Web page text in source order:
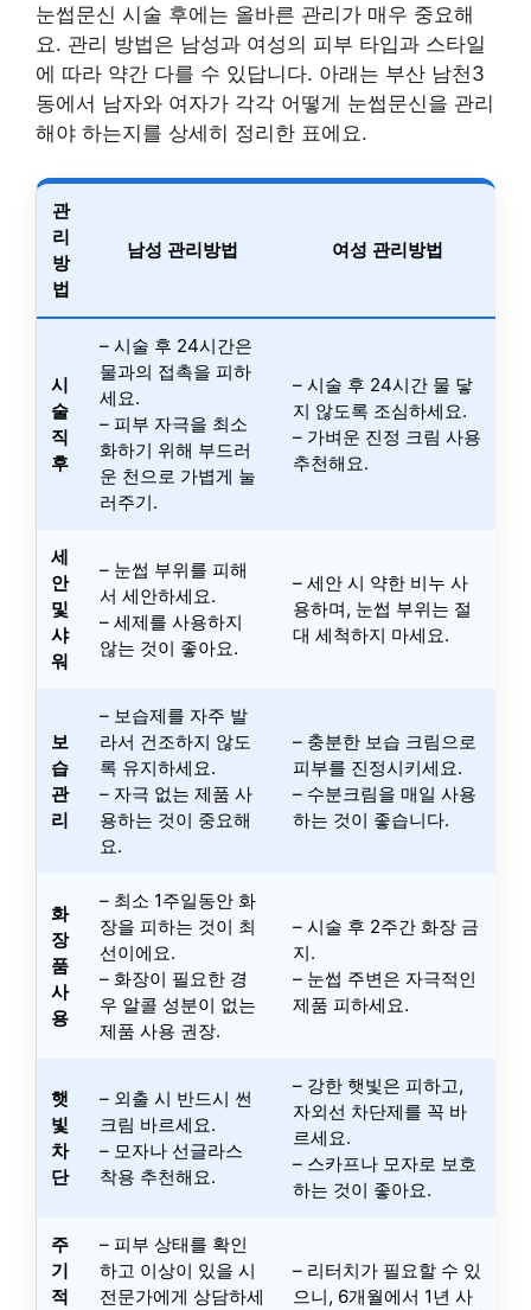
눈썹문신 시술 후에는 올바른 관리가 매우 중요해
요. 관리 방법은 남성과 여성의 피부 타입과 스타일
에 따라 약간 다를 수 있답니다. 아래는 부산 남천3
동에서 남자와 여자가 각각 어떻게 눈썹문신을 관리
해야 하는지를 상세히 정리한 표에요.
관
리
방
법
남성 관리방법 여성 관리방법
시
술
직
후
– 시술 후 24시간은
물과의 접촉을 피하
세요.
– 피부 자극을 최소
화하기 위해 부드러
운 천으로 가볍게 눌
러주기.
– 시술 후 24시간 물 닿
지 않도록 조심하세요.
– 가벼운 진정 크림 사용
추천해요.
세
안
및
샤
워
– 눈썹 부위를 피해
서 세안하세요.
– 세제를 사용하지
않는 것이 좋아요.
– 세안 시 약한 비누 사
용하며, 눈썹 부위는 절
대 세척하지 마세요.
보
습
관
리
– 보습제를 자주 발
라서 건조하지 않도
록 유지하세요.
– 자극 없는 제품 사
용하는 것이 중요해
요.
– 충분한 보습 크림으로
피부를 진정시키세요.
– 수분크림을 매일 사용
하는 것이 좋습니다.
화
장
품
사
용
– 최소 1주일동안 화
장을 피하는 것이 최
선이에요.
– 화장이 필요한 경
우 알콜 성분이 없는
제품 사용 권장.
– 시술 후 2주간 화장 금
지.
– 눈썹 주변은 자극적인
제품 피하세요.
햇
빛
차
단
– 외출 시 반드시 썬
크림 바르세요.
– 모자나 선글라스
착용 추천해요.
– 강한 햇빛은 피하고,
자외선 차단제를 꼭 바
르세요.
– 스카프나 모자로 보호
하는 것이 좋아요.
주
기
적
– 피부 상태를 확인
하고 이상이 있을 시
전문가에게 상담하세
– 리터치가 필요할 수 있
으니, 6개월에서 1년 사